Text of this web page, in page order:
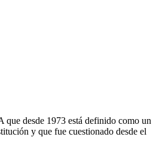
que desde 1973 está definido como un
y que fue cuestionado desde el